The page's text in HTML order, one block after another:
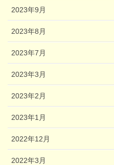
2023年9月
2023年8月
2023年7月
2023年3月
2023年2月
2023年1月
2022年12月
2022年3月